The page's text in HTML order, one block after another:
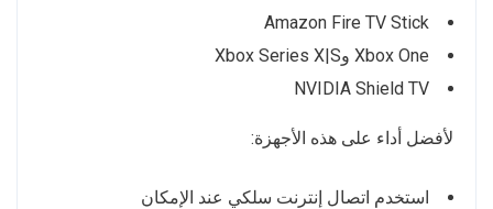
Amazon Fire TV Stick
Xbox One وXbox Series X|S
NVIDIA Shield TV
لأفضل أداء على هذه الأجهزة:
استخدم اتصال إنترنت سلكي عند الإمكان